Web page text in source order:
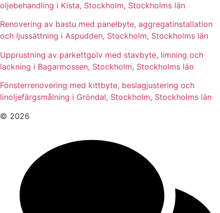
oljebehandling i Kista, Stockholm, Stockholms län
Renovering av bastu med panelbyte, aggregatinstallation
och ljussättning i Aspudden, Stockholm, Stockholms län
Upprustning av parkettgolv med stavbyte, limning och
lackning i Bagarmossen, Stockholm, Stockholms län
Fönsterrenovering med kittbyte, beslagjustering och
linoljefärgsmålning i Gröndal, Stockholm, Stockholms län
© 2026